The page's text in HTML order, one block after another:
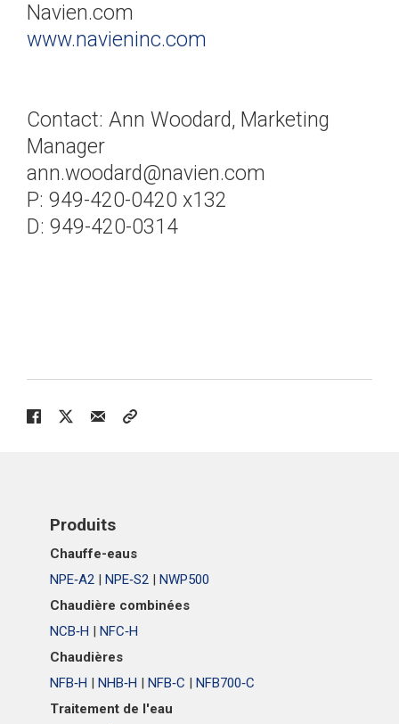
Navien.com
www.navieninc.com
​Contact: Ann Woodard, Marketing
Manager
ann.woodard@navien.com
P: 949-420-0420 x132
D: 949-420-0314
Produits
Chauffe-eaus
NPE‑A2 | NPE‑S2 | NWP500
Chaudière combinées
NCB‑H | NFC‑H
Chaudières
NFB‑H | NHB‑H | NFB‑C | NFB700‑C
Traitement de l'eau